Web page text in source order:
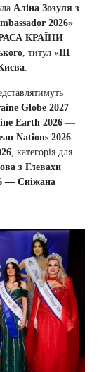
Аліна Зозуля з
2026»
КРАЇНИ
, титул «ІІІ
.
Globe 2027
Earth 2026 —
Nations 2026 —
, категорія для
з Глевахи
— Сніжана